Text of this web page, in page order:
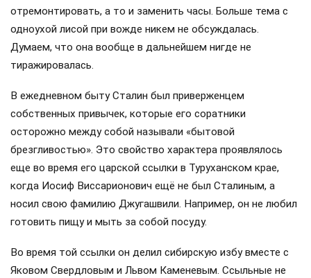
отремонтировать, а то и заменить часы. Больше тема с
одноухой лисой при вожде никем не обсуждалась.
Думаем, что она вообще в дальнейшем нигде не
тиражировалась.
В ежедневном быту Сталин был приверженцем
собственных привычек, которые его соратники
осторожно между собой называли «бытовой
брезгливостью». Это свойство характера проявлялось
еще во время его царской ссылки в Туруханском крае,
когда Иосиф Виссарионович ещё не был Сталиным, а
носил свою фамилию Джугашвили. Например, он не любил
готовить пищу и мыть за собой посуду.
Во время той ссылки он делил сибирскую избу вместе с
Яковом Свердловым и Львом Каменевым. Ссыльные не